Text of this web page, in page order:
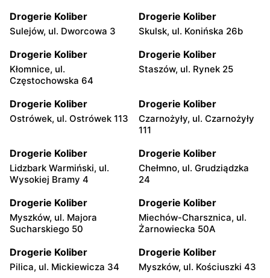
Drogerie Koliber
Sulejów, ul. Dworcowa 3
Drogerie Koliber
Skulsk, ul. Konińska 26b
Drogerie Koliber
Kłomnice, ul.
Częstochowska 64
Drogerie Koliber
Staszów, ul. Rynek 25
Drogerie Koliber
Ostrówek, ul. Ostrówek 113
Drogerie Koliber
Czarnożyły, ul. Czarnożyły
111
Drogerie Koliber
Lidzbark Warmiński, ul.
Wysokiej Bramy 4
Drogerie Koliber
Chełmno, ul. Grudziądzka
24
Drogerie Koliber
Myszków, ul. Majora
Sucharskiego 50
Drogerie Koliber
Miechów-Charsznica, ul.
Żarnowiecka 50A
Drogerie Koliber
Pilica, ul. Mickiewicza 34
Drogerie Koliber
Myszków, ul. Kościuszki 43